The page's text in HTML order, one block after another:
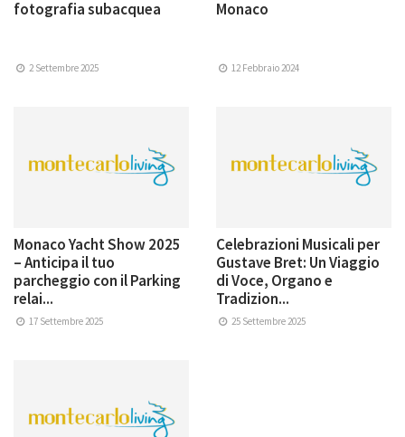
fotografia subacquea
2 Settembre 2025
Monaco
12 Febbraio 2024
Monaco Yacht Show 2025
– Anticipa il tuo
parcheggio con il Parking
relai...
17 Settembre 2025
Celebrazioni Musicali per
Gustave Bret: Un Viaggio
di Voce, Organo e
Tradizion...
25 Settembre 2025